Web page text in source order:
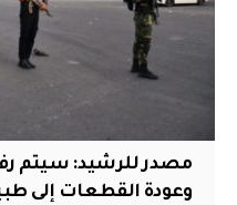
مصدر للرشيد: سيتم
وعودة القطعات إلى